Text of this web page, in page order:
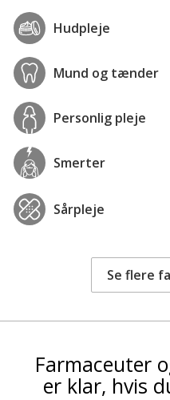
Hudpleje
Mund og tænder
Personlig pleje
Smerter
Sårpleje
Se flere
Farmaceuter
er klar, hvis